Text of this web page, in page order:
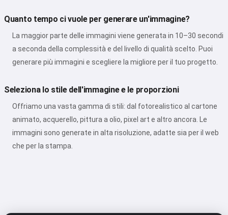
Quanto tempo ci vuole per generare un'immagine?
La maggior parte delle immagini viene generata in 10–30 secondi
a seconda della complessità e del livello di qualità scelto. Puoi
generare più immagini e scegliere la migliore per il tuo progetto.
Seleziona lo stile dell'immagine e le proporzioni
Offriamo una vasta gamma di stili: dal fotorealistico al cartone
animato, acquerello, pittura a olio, pixel art e altro ancora. Le
immagini sono generate in alta risoluzione, adatte sia per il web
che per la stampa.